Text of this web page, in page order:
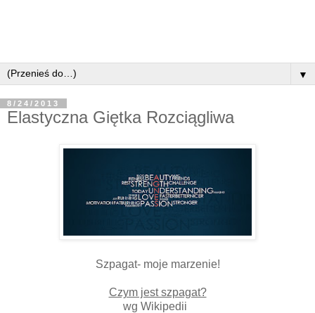
▼
8/24/2013
Elastyczna Giętka Rozciągliwa
Szpagat- moje marzenie!
Czym jest szpagat?
wg Wikipedii